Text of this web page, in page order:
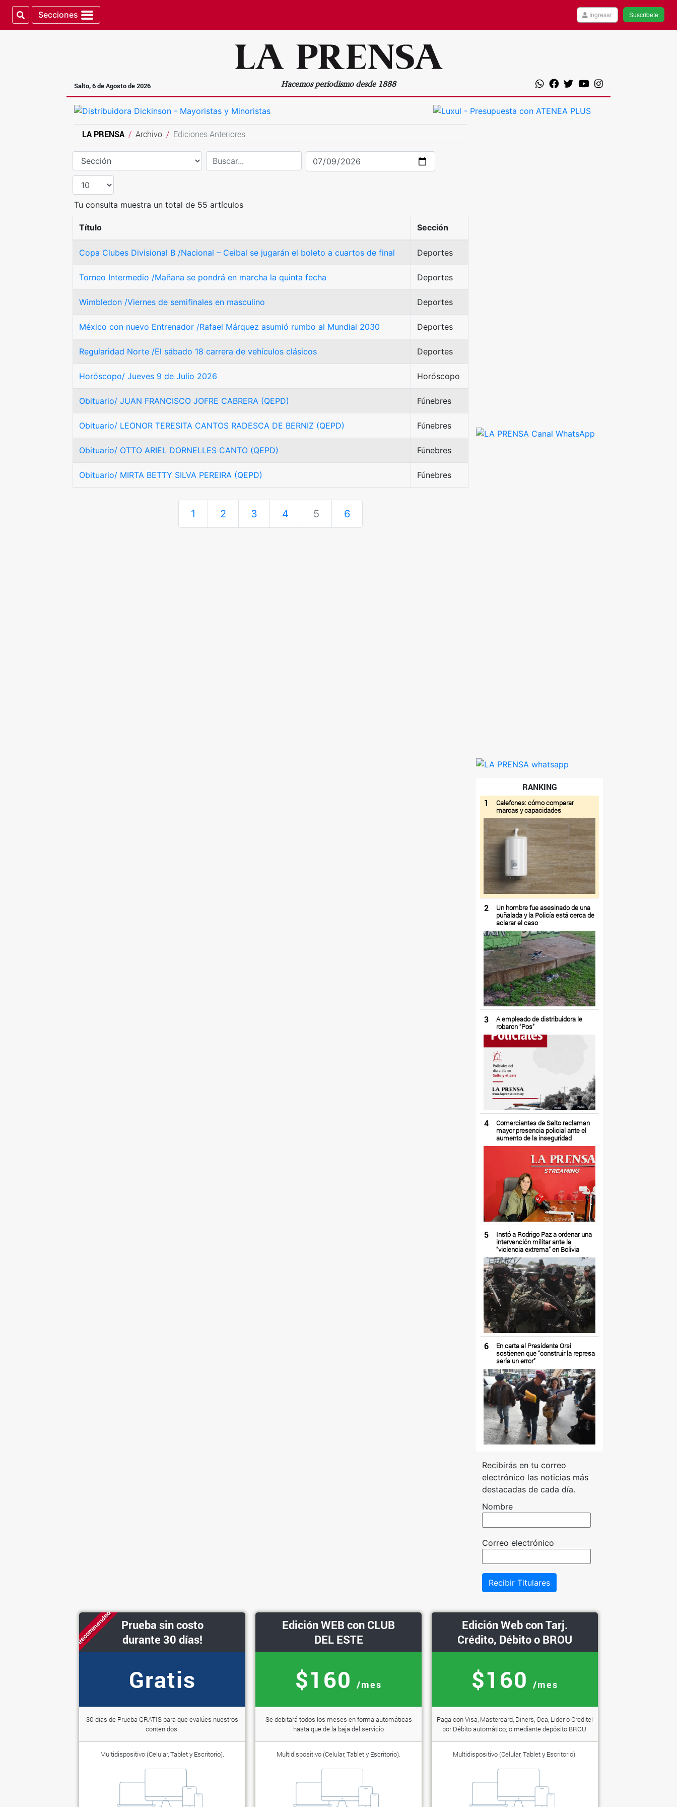
Secciones Suscríbete
Ingresar
Salto, 6 de Agosto de 2026 Hacemos periodismo desde 1888
LA PRENSA Archivo Ediciones Anteriores
Tu consulta muestra un total de 55 artículos
Título Sección
Copa Clubes Divisional B /Nacional – Ceibal se jugarán el boleto a cuartos de final Deportes
Torneo Intermedio /Mañana se pondrá en marcha la quinta fecha Deportes
Wimbledon /Viernes de semifinales en masculino Deportes
México con nuevo Entrenador /Rafael Márquez asumió rumbo al Mundial 2030 Deportes
Regularidad Norte /El sábado 18 carrera de vehículos clásicos Deportes
Horóscopo/ Jueves 9 de Julio 2026 Horóscopo
Obituario/ JUAN FRANCISCO JOFRE CABRERA (QEPD) Fúnebres
Obituario/ LEONOR TERESITA CANTOS RADESCA DE BERNIZ (QEPD) Fúnebres
Obituario/ OTTO ARIEL DORNELLES CANTO (QEPD) Fúnebres
Obituario/ MIRTA BETTY SILVA PEREIRA (QEPD) Fúnebres
1 2 3 4 5 6
RANKING
1
Calefones: cómo comparar
marcas y capacidades
2
Un hombre fue asesinado de una
puñalada y la Policía está cerca de
aclarar el caso
3
A empleado de distribuidora le
robaron “Pos”
4
Comerciantes de Salto reclaman
mayor presencia policial ante el
aumento de la inseguridad
5
Instó a Rodrigo Paz a ordenar una
intervención militar ante la
“violencia extrema” en Bolivia
6
En carta al Presidente Orsi
sostienen que “construir la represa
sería un error”
Recibirás en tu correo
electrónico las noticias más
destacadas de cada día.
Nombre
Correo electrónico
Recibir Titulares
Recommended
Prueba sin costo
durante 30 días!
Gratis
30 días de Prueba GRATIS para que evalúes nuestros
contenidos.
Multidispositivo (Celular, Tablet y Escritorio).
Edición WEB con CLUB
DEL ESTE
$160 /mes
Se debitará todos los meses en forma automáticas
hasta que de la baja del servicio
Multidispositivo (Celular, Tablet y Escritorio).
Edición Web con Tarj.
Crédito, Débito o BROU
$160 /mes
Paga con Visa, Mastercard, Diners, Oca, Lider o Creditel
por Débito automático; o mediante depósito BROU.
Multidispositivo (Celular, Tablet y Escritorio).